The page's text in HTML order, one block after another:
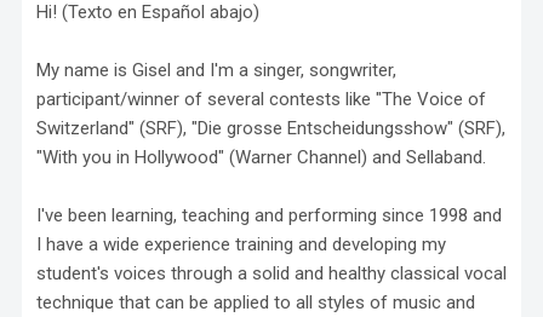
Hi! (Texto en Español abajo)
My name is Gisel and I'm a singer, songwriter,
participant/winner of several contests like "The Voice of
Switzerland" (SRF), "Die grosse Entscheidungsshow" (SRF),
"With you in Hollywood" (Warner Channel) and Sellaband.
I've been learning, teaching and performing since 1998 and
I have a wide experience training and developing my
student's voices through a solid and healthy classical vocal
technique that can be applied to all styles of music and